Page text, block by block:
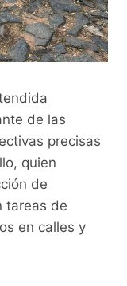
de las
precisas
quien
de
tareas de
en calles y